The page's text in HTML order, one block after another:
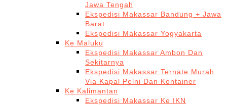
Jawa Tengah
Ekspedisi Makassar Bandung + Jawa
Barat
Ekspedisi Makassar Yogyakarta
Ke Maluku
Ekspedisi Makassar Ambon Dan
Sekitarnya
Ekspedisi Makassar Ternate Murah
Via Kapal Pelni Dan Kontainer
Ke Kalimantan
Ekspedisi Makassar Ke IKN